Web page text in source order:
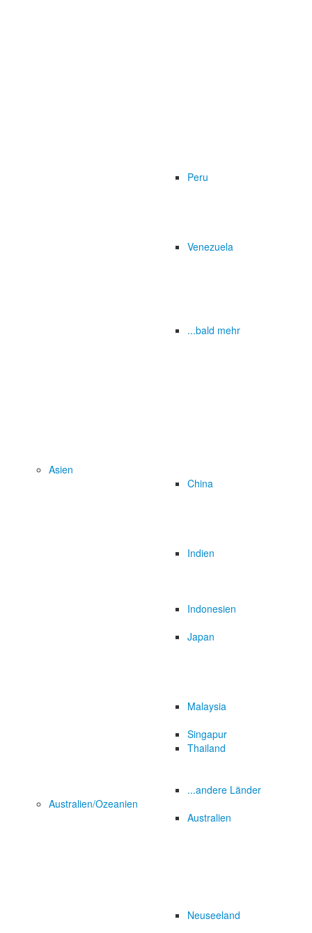
Peru
Venezuela
...bald mehr
Asien
China
Indien
Indonesien
Japan
Malaysia
Singapur
Thailand
...andere Länder
Australien/Ozeanien
Australien
Neuseeland